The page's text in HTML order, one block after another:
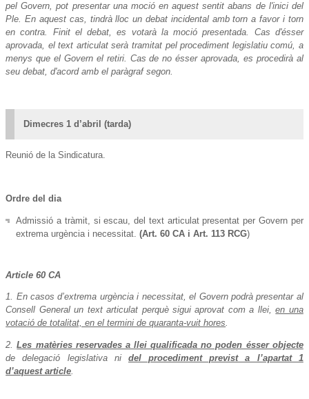
pel Govern, pot presentar una moció en aquest sentit abans de l'inici del
Ple. En aquest cas, tindrà lloc un debat incidental amb torn a favor i torn
en contra. Finit el debat, es votarà la moció presentada. Cas d'ésser
aprovada, el text articulat serà tramitat pel procediment legislatiu comú, a
menys que el Govern el retiri. Cas de no ésser aprovada, es procedirà al
seu debat, d'acord amb el paràgraf segon.
Dimecres 1 d’abril (tarda)
Reunió de la Sindicatura.
Ordre del dia
Admissió a tràmit, si escau, del text articulat presentat per Govern per
extrema urgència i necessitat.(Art. 60 CA i Art. 113 RCG)
Article 60 CA
1. En casos d’extrema urgència i necessitat, el Govern podrà presentar al
Consell General un text articulat perquè sigui aprovat com a llei,en una
votació de totalitat, en el termini de quaranta-vuit hores.
2.Les matèries reservades a llei qualificada no poden ésser objecte
de delegació legislativa ni del procediment previst a l’apartat 1
d’aquest article.